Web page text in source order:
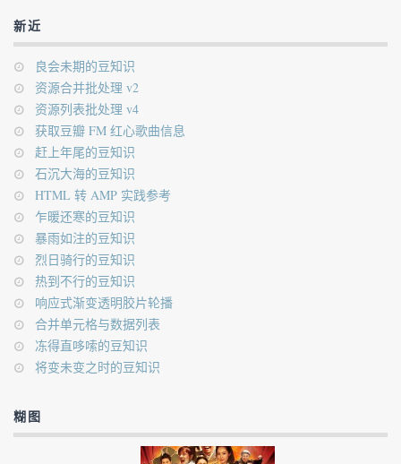
新近
良会未期的豆知识
资源合并批处理 v2
资源列表批处理 v4
获取豆瓣 FM 红心歌曲信息
赶上年尾的豆知识
石沉大海的豆知识
HTML 转 AMP 实践参考
乍暖还寒的豆知识
暴雨如注的豆知识
烈日骑行的豆知识
热到不行的豆知识
响应式渐变透明胶片轮播
合并单元格与数据列表
冻得直哆嗦的豆知识
将变未变之时的豆知识
糊图